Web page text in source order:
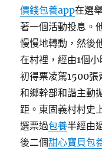
價錢包養app在選
著一個活動投息。
慢慢地轉動，然後
在村裡，經由1個
初得票凌駕1500張
和鄉幹部和諧主動
距。東固義村村史
選票過包養半經由
後二個甜心寶貝包